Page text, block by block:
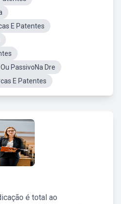
E Patentes
PassivoNa Dre
E Patentes
é total ao